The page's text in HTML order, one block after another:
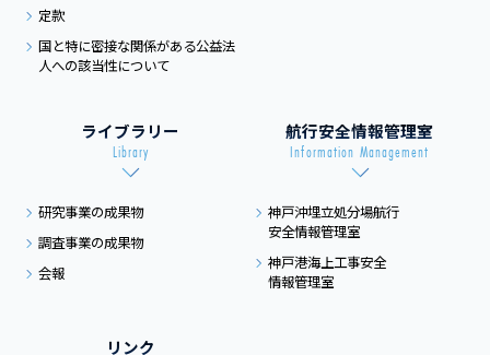
定款
国と特に密接な関係がある公益法
人への該当性について
ライブラリー
Library
研究事業の成果物
調査事業の成果物
会報
航行安全情報管理室
Information Management
神戸沖埋立処分場航行
安全情報管理室
神戸港海上工事安全
情報管理室
リンク